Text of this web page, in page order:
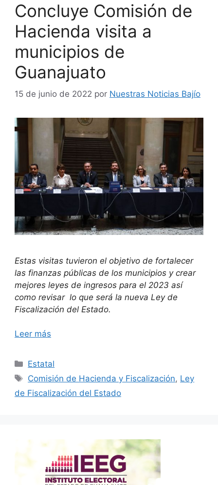
Concluye Comisión de
Hacienda visita a
municipios de
Guanajuato
15 de junio de 2022 por Nuestras Noticias Bajío
Estas visitas tuvieron el objetivo de fortalecer
las finanzas públicas de los municipios y crear
mejores leyes de ingresos para el 2023 así
como revisar lo que será la nueva Ley de
Fiscalización del Estado.
Leer más
Categorías
Estatal
Etiquetas
Comisión de Hacienda y Fiscalización, Ley
de Fiscalización del Estado